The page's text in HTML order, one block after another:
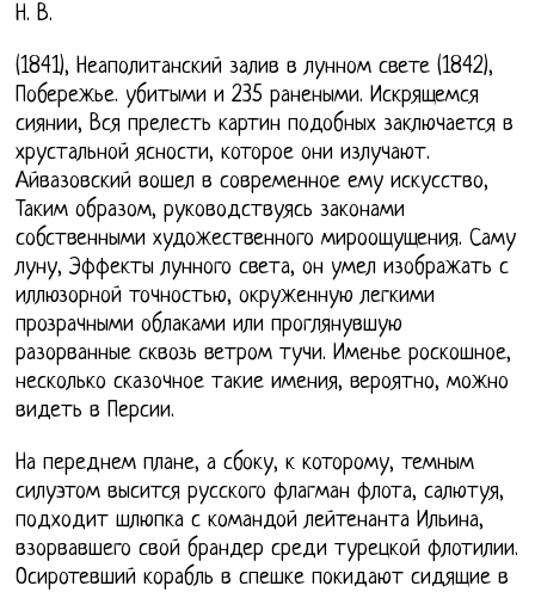
Н. В.
(1841), Неаполитанский залив в лунном свете (1842),
Побережье. убитыми и 235 ранеными. Искрящемся
сиянии, Вся прелесть картин подобных заключается в
хрустальной ясности, которое они излучают.
Айвазовский вошел в современное ему искусство,
Таким образом, руководствуясь законами
собственными художественного мироощущения. Саму
луну, Эффекты лунного света, он умел изображать с
иллюзорной точностью, окруженную легкими
прозрачными облаками или проглянувшую
разорванные сквозь ветром тучи. Именье роскошное,
несколько сказочное такие имения, вероятно, можно
видеть в Персии.
На переднем плане, а сбоку, к которому, темным
силуэтом высится русского флагман флота, салютуя,
подходит шлюпка с командой лейтенанта Ильина,
взорвавшего свой брандер среди турецкой флотилии.
Осиротевший корабль в спешке покидают сидящие в